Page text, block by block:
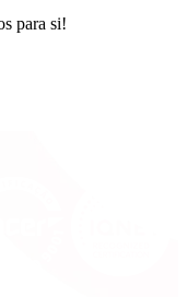
para si!